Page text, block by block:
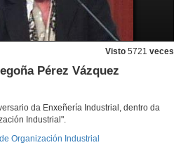
Visto 5721 veces
Pérez Vázquez
da Enxeñería Industrial, dentro da
Industrial".
Organización Industrial
10 de maio de 2010
Intervención de Alicia Ferreiro Durán
10 de maio de 2010
Os Enxeñeiros de Organización Industrial na Producción e na Loxística